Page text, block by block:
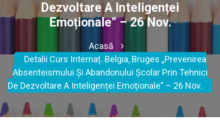
Dezvoltare A Inteligenței
Emoționale” – 26 Nov.
Acasă
Detalii Curs Internaț. Belgia, Bruges „Prevenirea
Absenteismului Și Abandonului Școlar Prin Tehnici
De Dezvoltare A Inteligenței Emoționale” – 26 Nov.